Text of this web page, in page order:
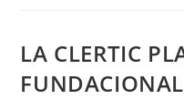
LA CLERTIC
FUNDACIONAL